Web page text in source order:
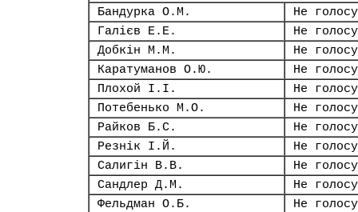
Бандурка О.М.
Не
Галієв Е.Е.
Не
Добкін М.М.
Не
Каратуманов О.Ю.
Не
Плохой І.І.
Не
Потебенько М.О.
Не
Райков Б.С.
Не
Резнік І.Й.
Не
Салигін В.В.
Не
Сандлер Д.М.
Не
Фельдман О.Б.
Не